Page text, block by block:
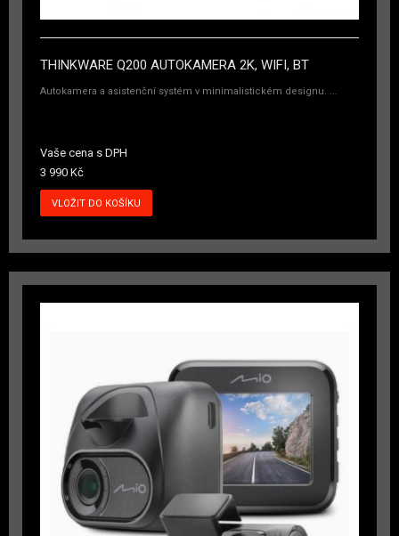
THINKWARE Q200 AUTOKAMERA 2K, WIFI, BT
Autokamera a asistenční systém v minimalistickém designu. ...
Vaše cena s DPH
3 990 Kč